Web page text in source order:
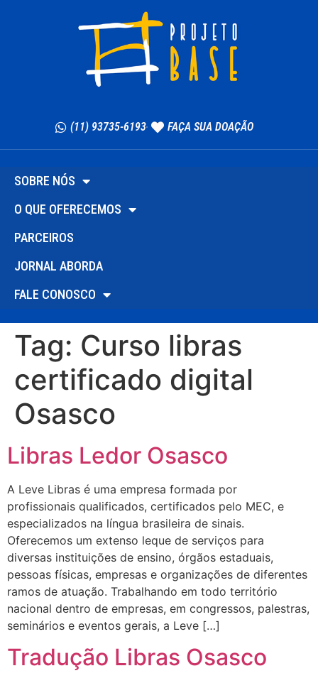
(11) 93735-6193 FAÇA SUA DOAÇÃO
SOBRE NÓS
O QUE OFERECEMOS
PARCEIROS
JORNAL ABORDA
FALE CONOSCO
Tag: Curso libras
certificado digital
Osasco
Libras Ledor Osasco
A Leve Libras é uma empresa formada por
profissionais qualificados, certificados pelo MEC, e
especializados na língua brasileira de sinais.
Oferecemos um extenso leque de serviços para
diversas instituições de ensino, órgãos estaduais,
pessoas físicas, empresas e organizações de diferentes
ramos de atuação. Trabalhando em todo território
nacional dentro de empresas, em congressos, palestras,
seminários e eventos gerais, a Leve […]
Tradução Libras Osasco